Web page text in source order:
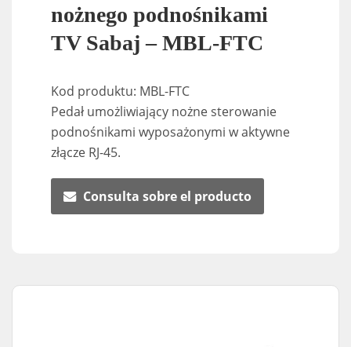
nożnego podnośnikami
TV Sabaj – MBL-FTC
Kod produktu: MBL-FTC
Pedał umożliwiający nożne sterowanie
podnośnikami wyposażonymi w aktywne
złącze RJ-45.
Consulta sobre el producto